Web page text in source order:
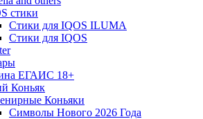
стики
Стики для IQOS ILUMA
Стики для IQOS
ЕГАИС 18+
Коньяк
Коньяки
Символы Нового 2026 Года